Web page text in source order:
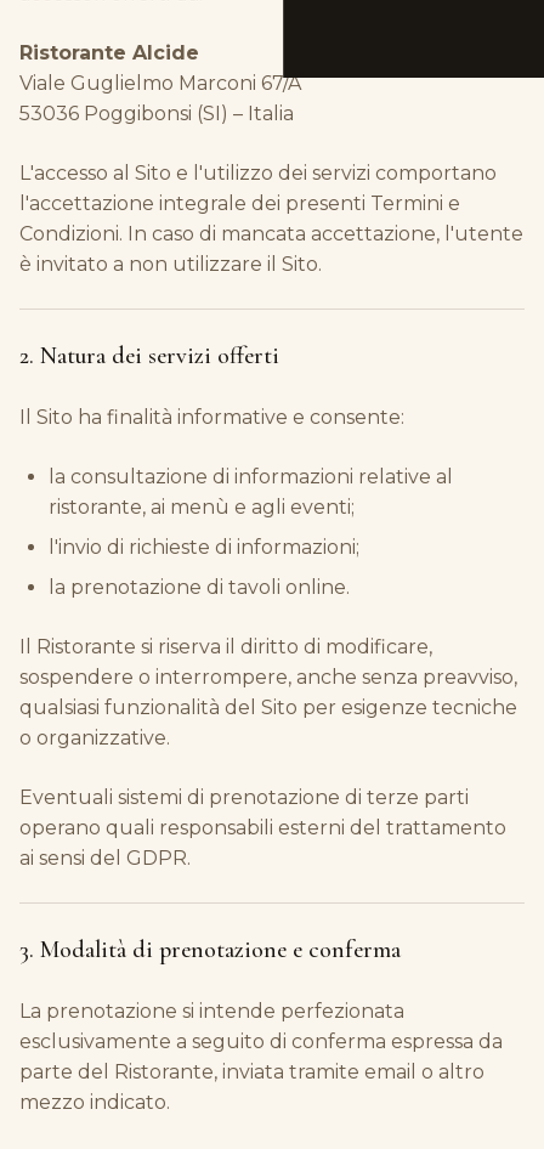
Ristorante Alcide
Viale Guglielmo Marconi 67/A
53036 Poggibonsi (SI) – Italia
L'accesso al Sito e l'utilizzo dei servizi comportano
l'accettazione integrale dei presenti Termini e
Condizioni. In caso di mancata accettazione, l'utente
è invitato a non utilizzare il Sito.
2. Natura dei servizi offerti
Il Sito ha finalità informative e consente:
la consultazione di informazioni relative al
ristorante, ai menù e agli eventi;
l'invio di richieste di informazioni;
la prenotazione di tavoli online.
Il Ristorante si riserva il diritto di modificare,
sospendere o interrompere, anche senza preavviso,
qualsiasi funzionalità del Sito per esigenze tecniche
o organizzative.
Eventuali sistemi di prenotazione di terze parti
operano quali responsabili esterni del trattamento
ai sensi del GDPR.
3. Modalità di prenotazione e conferma
La prenotazione si intende perfezionata
esclusivamente a seguito di conferma espressa da
parte del Ristorante, inviata tramite email o altro
mezzo indicato.